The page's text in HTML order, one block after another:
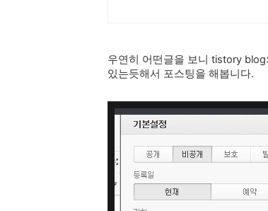
우연히 어떤글을 보니 tistory
있는듯해서 포스팅을 해봅니다.